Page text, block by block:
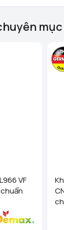
mục
VF